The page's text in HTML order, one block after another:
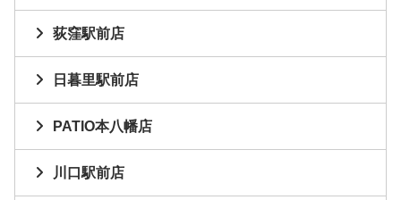
荻窪駅前店
日暮里駅前店
PATIO本八幡店
川口駅前店